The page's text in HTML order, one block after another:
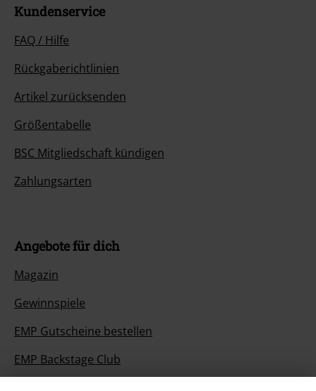
Kundenservice
FAQ / Hilfe
Rückgaberichtlinien
Artikel zurücksenden
Größentabelle
BSC Mitgliedschaft kündigen
Zahlungsarten
Angebote für dich
Magazin
Gewinnspiele
EMP Gutscheine bestellen
EMP Backstage Club